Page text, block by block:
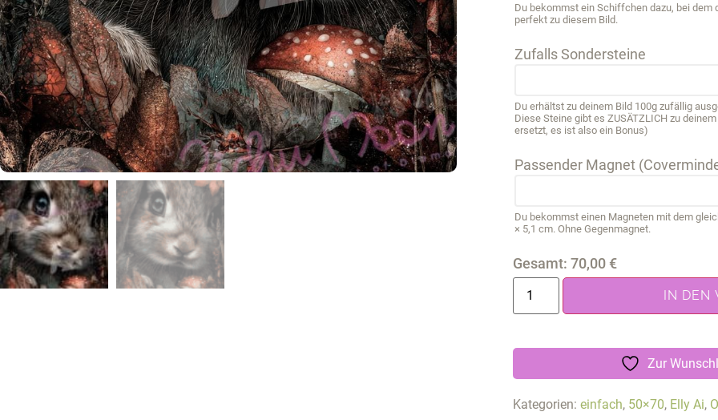
Du bekommst ein Schiffchen dazu, bei
perfekt zu diesem Bild.
Zufalls Sondersteine
Du erhältst zu deinem Bild 100g zufällig
Diese Steine gibt es ZUSÄTZLICH zu
ersetzt, es ist also ein Bonus)
Passender Magnet
Du bekommst einen Magneten mit dem
× 5,1 cm. Ohne Gegenmagnet.
Gesamt: 70,00 €
IN DEN
Zur
Kategorien: einfach, 50×70, Elly Ai,